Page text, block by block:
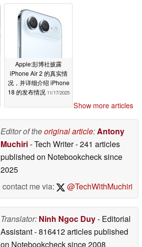
Apple:彭博社披露
iPhone Air 2 的真实情
况，并详细介绍 iPhone
18 的发布情况 11/17/2025
Show more articles
Editor of theoriginal article:Antony
Muchiri- Tech Writer- 241 articles
published on Notebookchecksince
2025
contact me via:
@TechWithMuchiri
Translator: Ninh Ngoc Duy- Editorial
Assistant- 816412 articles published
on Notebookchecksince 2008